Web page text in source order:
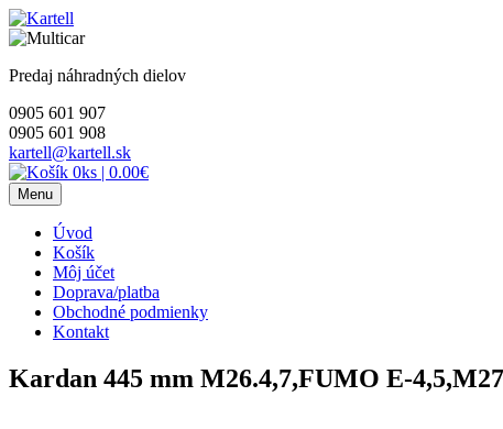
Skip
to
Predaj náhradných dielov
0905 601 907
0905 601 908
kartell@kartell.sk
0ks | 0.00€
Menu
Úvod
Košík
Môj účet
Doprava/platba
Obchodné podmienky
Kontakt
Kardan 445 mm M26.4,7,FUMO E-